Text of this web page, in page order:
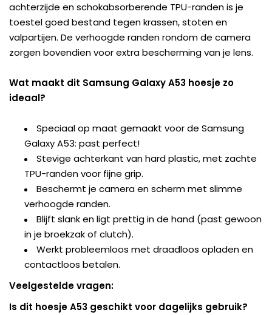
achterzijde en schokabsorberende TPU-randen is je
toestel goed bestand tegen krassen, stoten en
valpartijen. De verhoogde randen rondom de camera
zorgen bovendien voor extra bescherming van je lens.
Wat maakt dit Samsung Galaxy A53 hoesje zo
ideaal?
Speciaal op maat gemaakt voor de Samsung
Galaxy A53: past perfect!
Stevige achterkant van hard plastic, met zachte
TPU-randen voor fijne grip.
Beschermt je camera en scherm met slimme
verhoogde randen.
Blijft slank en ligt prettig in de hand (past gewoon
in je broekzak of clutch).
Werkt probleemloos met draadloos opladen en
contactloos betalen.
Veelgestelde vragen:
Is dit hoesje A53 geschikt voor dagelijks gebruik?